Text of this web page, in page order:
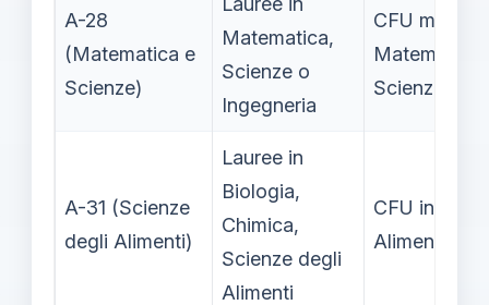
A-28
(Matematica e
Scienze)
Matematica,
Scienze o
Ingegneria
CFU minimi
Scienze
A-31 (Scienze
degli Alimenti)
Lauree in
Biologia,
Chimica,
Scienze degli
Alimenti
CFU in
Alimentari/